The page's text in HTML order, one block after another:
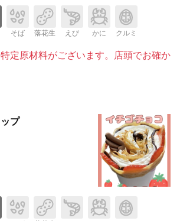
そば 落花生 えび かに クルミ
定原材料がございます。店頭でお確か
プ